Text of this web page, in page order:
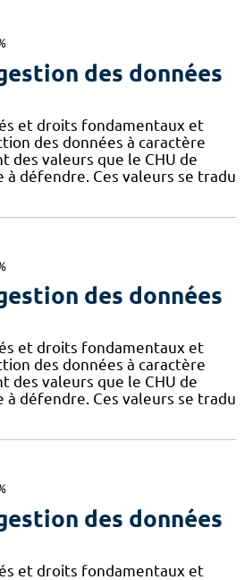
des données
et droits fondamentaux et
des données à caractère
des valeurs que le CHU de
à défendre. Ces valeurs se tradu
des données
et droits fondamentaux et
des données à caractère
des valeurs que le CHU de
à défendre. Ces valeurs se tradu
des données
et droits fondamentaux et